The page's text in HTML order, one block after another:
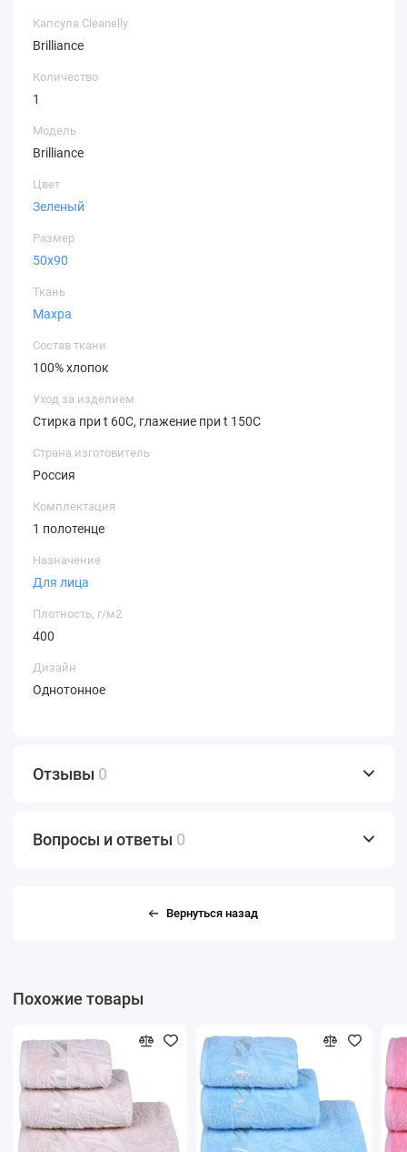
Капсула Cleanelly
Brilliance
Количество
1
Модель
Brilliance
Цвет
Зеленый
Размер
50х90
Ткань
Махра
Состав ткани
100% хлопок
Уход за изделием
Стирка при t 60С, глажение при t 150С
Страна изготовитель
Россия
Комплектация
1 полотенце
Назначение
Для лица
Плотность, г/м2
400
Дизайн
Однотонное
Отзывы 0
Вопросы и ответы 0
Вернуться назад
Похожие товары